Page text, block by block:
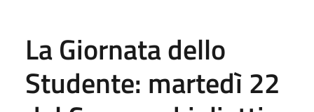
La Giornata dello
Studente: martedì 22